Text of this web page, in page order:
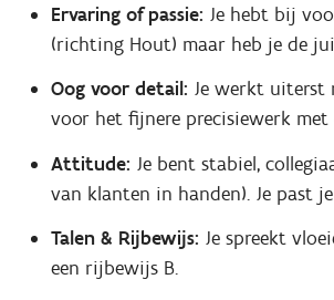
Ervaring of passie: Je hebt bij
(richting Hout) maar heb je de
Oog voor detail: Je werkt uiterst
voor het fijnere precisiewerk
Attitude: Je bent stabiel,
van klanten in handen). Je past
Talen & Rijbewijs: Je spreekt
een rijbewijs B.